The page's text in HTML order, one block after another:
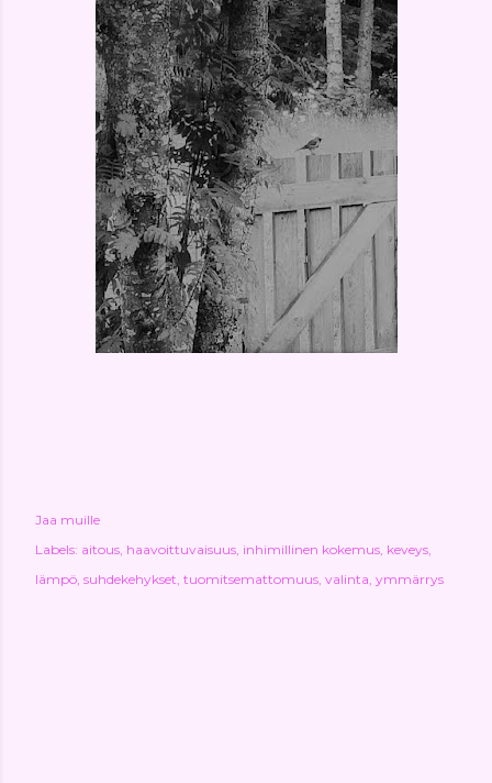
Jaa muille
Labels: aitous haavoittuvaisuus inhimillinen kokemus keveys
lämpö suhdekehykset tuomitsemattomuus valinta ymmärrys